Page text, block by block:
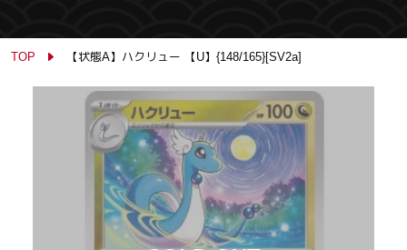
TOP 【状態A】ハクリュー 【U】{148/165}[SV2a]